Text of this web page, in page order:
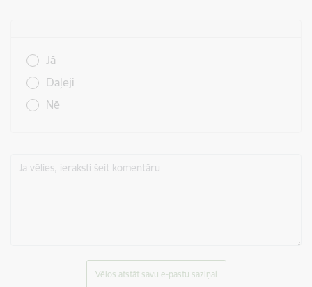
Jā
Daļēji
Nē
Ja vēlies, ieraksti šeit komentāru
Vēlos atstāt savu e-pastu saziņai